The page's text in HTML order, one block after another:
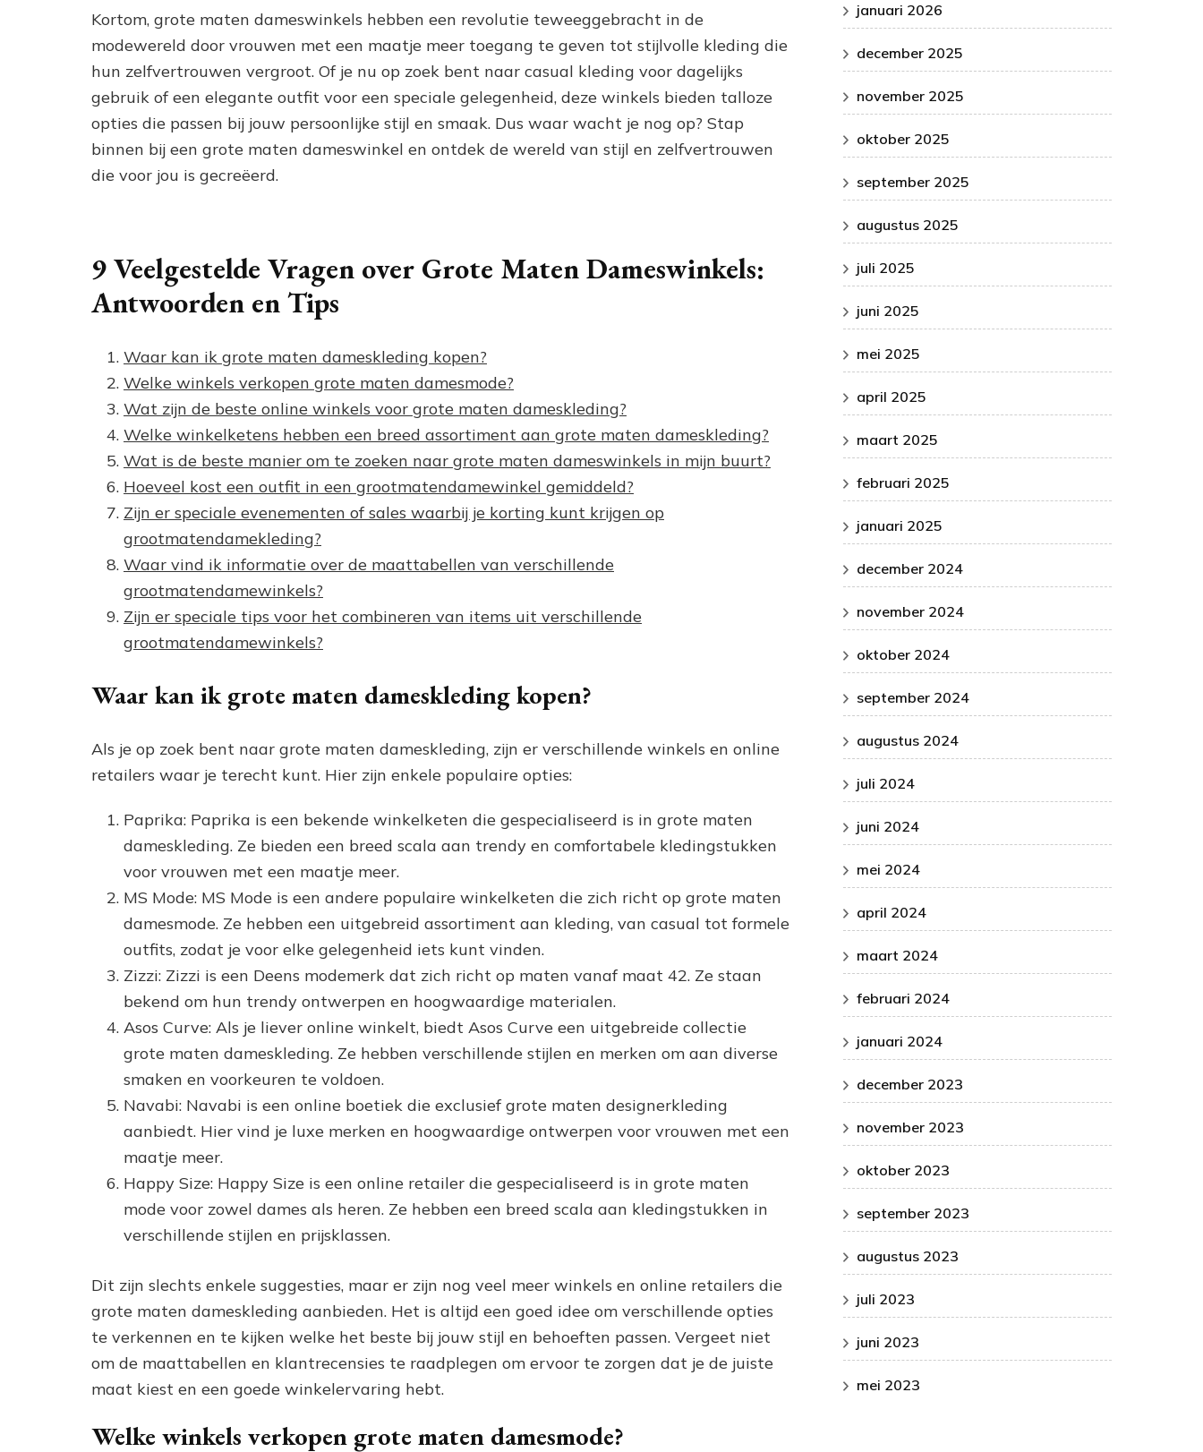
Kortom, grote maten dameswinkels hebben een revolutie teweeggebracht in de
modewereld door vrouwen met een maatje meer toegang te geven tot stijlvolle kleding die
hun zelfvertrouwen vergroot. Of je nu op zoek bent naar casual kleding voor dagelijks
gebruik of een elegante outfit voor een speciale gelegenheid, deze winkels bieden talloze
opties die passen bij jouw persoonlijke stijl en smaak. Dus waar wacht je nog op? Stap
binnen bij een grote maten dameswinkel en ontdek de wereld van stijl en zelfvertrouwen
die voor jou is gecreëerd.
9 Veelgestelde Vragen over Grote Maten Dameswinkels:
Antwoorden en Tips
Waar kan ik grote maten dameskleding kopen?
Welke winkels verkopen grote maten damesmode?
Wat zijn de beste online winkels voor grote maten dameskleding?
Welke winkelketens hebben een breed assortiment aan grote maten dameskleding?
Wat is de beste manier om te zoeken naar grote maten dameswinkels in mijn buurt?
Hoeveel kost een outfit in een grootmatendamewinkel gemiddeld?
Zijn er speciale evenementen of sales waarbij je korting kunt krijgen op
grootmatendamekleding?
Waar vind ik informatie over de maattabellen van verschillende
grootmatendamewinkels?
Zijn er speciale tips voor het combineren van items uit verschillende
grootmatendamewinkels?
Waar kan ik grote maten dameskleding kopen?
Als je op zoek bent naar grote maten dameskleding, zijn er verschillende winkels en online
retailers waar je terecht kunt. Hier zijn enkele populaire opties:
Paprika: Paprika is een bekende winkelketen die gespecialiseerd is in grote maten
dameskleding. Ze bieden een breed scala aan trendy en comfortabele kledingstukken
voor vrouwen met een maatje meer.
MS Mode: MS Mode is een andere populaire winkelketen die zich richt op grote maten
damesmode. Ze hebben een uitgebreid assortiment aan kleding, van casual tot formele
outfits, zodat je voor elke gelegenheid iets kunt vinden.
Zizzi: Zizzi is een Deens modemerk dat zich richt op maten vanaf maat 42. Ze staan
bekend om hun trendy ontwerpen en hoogwaardige materialen.
Asos Curve: Als je liever online winkelt, biedt Asos Curve een uitgebreide collectie
grote maten dameskleding. Ze hebben verschillende stijlen en merken om aan diverse
smaken en voorkeuren te voldoen.
Navabi: Navabi is een online boetiek die exclusief grote maten designerkleding
aanbiedt. Hier vind je luxe merken en hoogwaardige ontwerpen voor vrouwen met een
maatje meer.
Happy Size: Happy Size is een online retailer die gespecialiseerd is in grote maten
mode voor zowel dames als heren. Ze hebben een breed scala aan kledingstukken in
verschillende stijlen en prijsklassen.
Dit zijn slechts enkele suggesties, maar er zijn nog veel meer winkels en online retailers die
grote maten dameskleding aanbieden. Het is altijd een goed idee om verschillende opties
te verkennen en te kijken welke het beste bij jouw stijl en behoeften passen. Vergeet niet
om de maattabellen en klantrecensies te raadplegen om ervoor te zorgen dat je de juiste
maat kiest en een goede winkelervaring hebt.
Welke winkels verkopen grote maten damesmode?
januari 2026
december 2025
november 2025
oktober 2025
september 2025
augustus 2025
juli 2025
juni 2025
mei 2025
april 2025
maart 2025
februari 2025
januari 2025
december 2024
november 2024
oktober 2024
september 2024
augustus 2024
juli 2024
juni 2024
mei 2024
april 2024
maart 2024
februari 2024
januari 2024
december 2023
november 2023
oktober 2023
september 2023
augustus 2023
juli 2023
juni 2023
mei 2023